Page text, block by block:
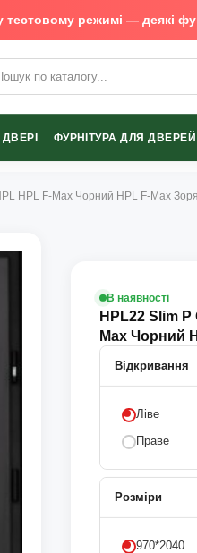
тестовому режимі — деякі
ДВЕРІ ФУРНІТУРА ДЛЯ ДВЕРЕЙ
HPL F-Max Чорний HPL F-Max
В наявності
HPL22 Slim
Max Чорний
Відкривання
Ліве
Праве
Розміри
970*2040